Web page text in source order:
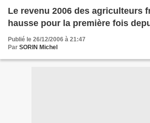
Le revenu 2006 des agriculteurs
hausse pour la première fois
Publié le 26/12/2006 à 21:47
Par SORIN Michel